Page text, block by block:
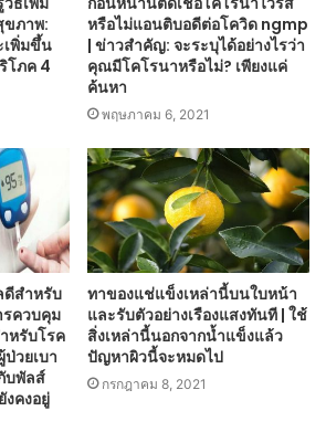
ภาพ:
เพิ่มขึ้น
โภค 4
หรือไม่แอนติบอดีต่อโควิด ngmp
| ข่าวสำคัญ: จะระบุได้อย่างไรว่า
คุณมีโคโรนาหรือไม่? เพียงแค่
ค้นหา
พฤษภาคม 6, 2021
ดีสำหรับ
รควบคุม
หรับโรค
วยเบา
บพัลส์
คงอยู่
ทาของแช่แข็งเหล่านี้บนใบหน้า
และรับตัวอย่างเรืองแสงทันที | ใช้
สิ่งเหล่านี้นอกจากน้ำแข็งแล้ว
ปัญหาผิวนี้จะหมดไป
กรกฎาคม 8, 2021